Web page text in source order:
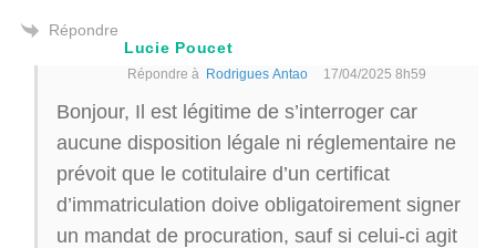
Répondre
Lucie Poucet
Répondre à Rodrigues Antao 17/04/2025 8h59
Bonjour, Il est légitime de s’interroger car
aucune disposition légale ni réglementaire ne
prévoit que le cotitulaire d’un certificat
d’immatriculation doive obligatoirement signer
un mandat de procuration, sauf si celui-ci agit